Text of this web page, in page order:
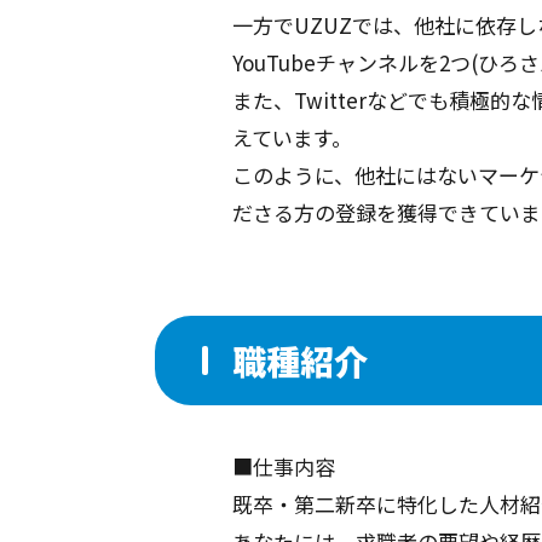
一方でUZUZでは、他社に依存
YouTubeチャンネルを2つ(ひろ
また、Twitterなどでも積極的な
えています。
このように、他社にはないマー
ださる方の登録を獲得できてい
職種紹介
■仕事内容
既卒・第二新卒に特化した人材